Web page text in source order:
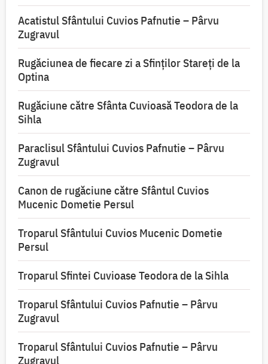
Acatistul Sfântului Cuvios Pafnutie – Pârvu
Zugravul
Rugăciunea de fiecare zi a Sfinților Stareți de la
Optina
Rugăciune către Sfânta Cuvioasă Teodora de la
Sihla
Paraclisul Sfântului Cuvios Pafnutie – Pârvu
Zugravul
Canon de rugăciune către Sfântul Cuvios
Mucenic Dometie Persul
Troparul Sfântului Cuvios Mucenic Dometie
Persul
Troparul Sfintei Cuvioase Teodora de la Sihla
Troparul Sfântului Cuvios Pafnutie – Pârvu
Zugravul
Troparul Sfântului Cuvios Pafnutie – Pârvu
Zugravul